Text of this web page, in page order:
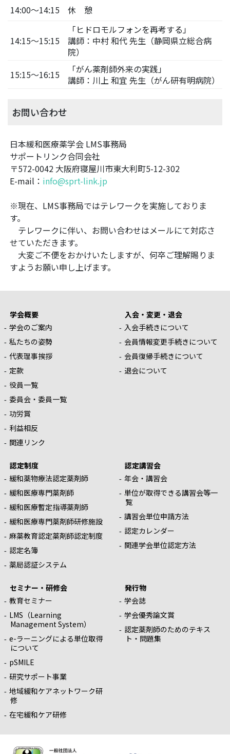
14:00～14:15
休 憩
14:15～15:15
「ヒドロモルフォンを再考する」
講師：中村 和代 先生（静岡県立総合病
院）
15:15～16:15
「がん薬剤師外来の実践」
講師：川上 和宜 先生（がん研有明病院）
お問い合わせ
日本緩和医療薬学会 LMS事務局
サポートリンク合同会社
〒572-0042 大阪府寝屋川市東大利町5-12-302
E-mail： info@sprt-link.jp
※現在、LMS事務局ではテレワークを実施しておりま
す。
テレワークに伴い、お問い合わせはメールにて対応さ
せていただきます。
大変ご不便をおかけいたしますが、何卒ご理解賜りま
すようお願い申し上げます。
学会概要
学会のご案内
私たちの姿勢
代表理事挨拶
定款
役員一覧
委員会・委員一覧
功労賞
利益相反
関連リンク
入会・変更・退会
入会手続きについて
会員情報変更手続きについて
会員復帰手続きについて
退会について
認定制度
緩和薬物療法認定薬剤師
緩和医療専門薬剤師
緩和医療暫定指導薬剤師
緩和医療専門薬剤師研修施設
麻薬教育認定薬剤師認定制度
認定名簿
薬局認証システム
認定講習会
年会・講習会
単位が取得できる講習会等一
覧
講習会単位申請方法
認定カレンダー
関連学会単位認定方法
セミナー・研修会
教育セミナー
LMS（Learning
Management System）
e-ラーニングによる単位取得
について
pSMILE
研究サポート事業
地域緩和ケアネットワーク研
修
在宅緩和ケア研修
発行物
学会誌
学会優秀論文賞
認定薬剤師のためのテキス
ト・問題集